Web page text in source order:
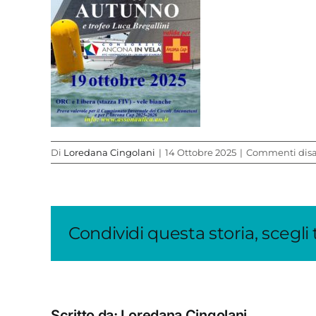
Di Loredana Cingolani | 14 Ottobre 2025 | Commenti
Condividi questa storia, scegli